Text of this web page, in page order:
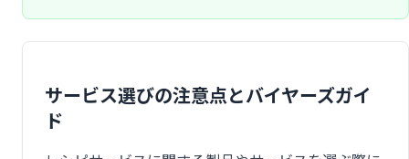
サービス選びの注意点とバイヤーズガイ
ド